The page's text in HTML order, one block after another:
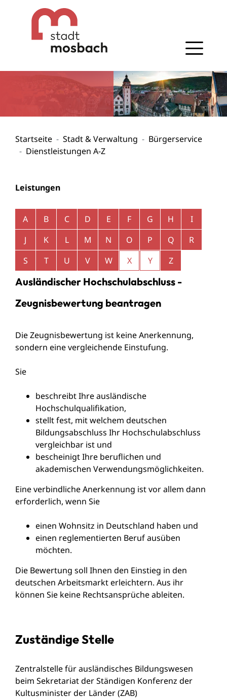
Gehe zum Navigationsbereich
Gehe zum Inhalt
Startseite Stadt & Verwaltung
Bürgerservice
Dienstleistungen A-Z
Leistungen
Alphabetisches Register überspringen
A B C D E F G H
I
J
K L M N O P Q
R
S
T U V W X Y Z
Ausländischer Hochschulabschluss -
Zeugnisbewertung beantragen
Die Zeugnisbewertung ist keine Anerkennung,
sondern eine vergleichende Einstufung.
Sie
beschreibt Ihre ausländische
Hochschulqualifikation,
stellt fest, mit welchem deutschen
Bildungsabschluss Ihr Hochschulabschluss
vergleichbar ist und
bescheinigt Ihre beruflichen und
akademischen Verwendungsmöglichkeiten.
Eine verbindliche Anerkennung ist vor allem dann
erforderlich, wenn Sie
einen Wohnsitz in Deutschland haben und
einen reglementierten Beruf ausüben
möchten.
Die Bewertung soll Ihnen den Einstieg in den
deutschen Arbeitsmarkt erleichtern. Aus ihr
können Sie keine Rechtsansprüche ableiten.
Zuständige Stelle
Zentralstelle für ausländisches Bildungswesen
beim Sekretariat der Ständigen Konferenz der
Kultusminister der Länder (ZAB)